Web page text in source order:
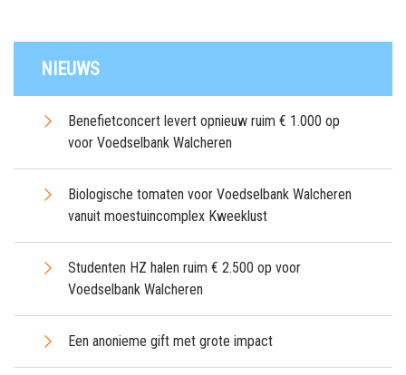
NIEUWS
Benefietconcert levert opnieuw ruim € 1.000 op
voor Voedselbank Walcheren
Biologische tomaten voor Voedselbank Walcheren
vanuit moestuincomplex Kweeklust
Studenten HZ halen ruim € 2.500 op voor
Voedselbank Walcheren
Een anonieme gift met grote impact